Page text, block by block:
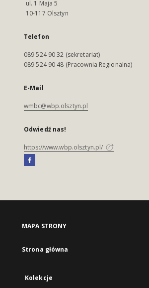
ul. 1 Maja 5
10-117 Olsztyn
Telefon
089 524 90 32 (sekretariat)
089 524 90 48 (Pracownia Regionalna)
E-Mail
wmbc@wbp.olsztyn.pl
Odwiedź nas!
https://www.wbp.olsztyn.pl/
MAPA STRONY
Strona główna
Kolekcje